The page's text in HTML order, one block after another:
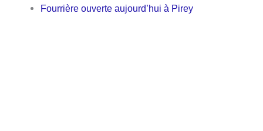
Fourrière ouverte aujourd’hui à Pirey